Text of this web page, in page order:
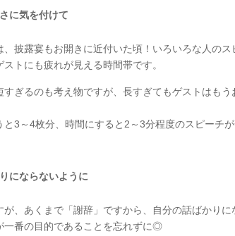
に気を付けて
披露宴もお開きに近付いた頃！いろいろな人のス
トにも疲れが見える時間帯です。
ぎるのも考え物ですが、長すぎてもゲストはもう
と3～4枚分、時間にすると2～3分程度のスピーチ
にならないように
、あくまで「謝辞」ですから、自分の話ばかりに
一番の目的であることを忘れずに◎